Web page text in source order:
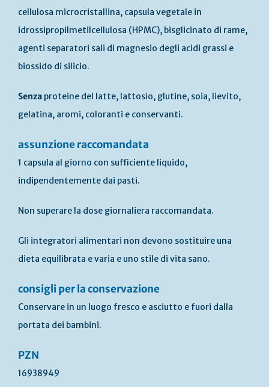
cellulosa microcristallina, capsula vegetale in
idrossipropilmetilcellulosa (HPMC), bisglicinato di rame,
agenti separatori sali di magnesio degli acidi grassi e
biossido di silicio.
Senza proteine del latte, lattosio, glutine, soia, lievito,
gelatina, aromi, coloranti e conservanti.
assunzione raccomandata
1 capsula al giorno con sufficiente liquido,
indipendentemente dai pasti.
Non superare la dose giornaliera raccomandata.
Gli integratori alimentari non devono sostituire una
dieta equilibrata e varia e uno stile di vita sano.
consigli per la conservazione
Conservare in un luogo fresco e asciutto e fuori dalla
portata dei bambini.
PZN
16938949